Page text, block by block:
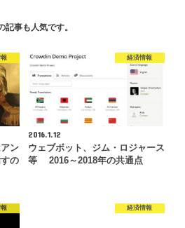
記事も人気です。
ン
の
経済情報
2016.1.12
ウェブボット、ジム・ロジャース
等 2016～2018年の共通点
経済情報